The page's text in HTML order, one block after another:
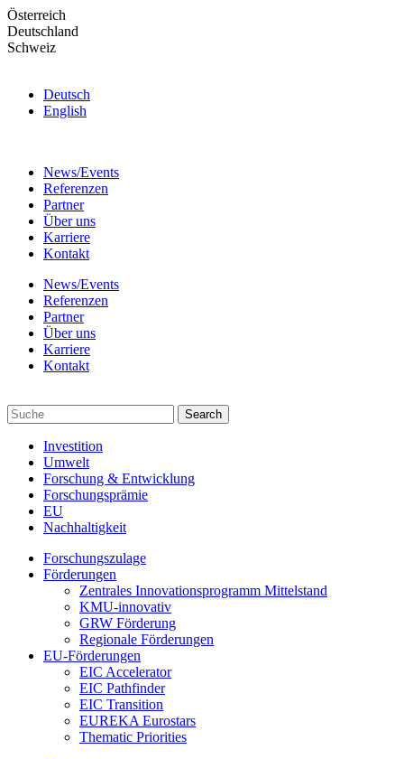
Skip
to
the
Österreich
Deutschland
Schweiz
Deutsch
English
News/Events
Referenzen
Partner
Über uns
Karriere
Kontakt
News/Events
Referenzen
Partner
Über uns
Karriere
Kontakt
Investition
Umwelt
Forschung & Entwicklung
Forschungsprämie
EU
Nachhaltigkeit
Forschungszulage
Förderungen
Zentrales Innovationsprogramm Mittelstand
KMU-innovativ
GRW Förderung
Regionale Förderungen
EU-Förderungen
EIC Accelerator
EIC Pathfinder
EIC Transition
EUREKA Eurostars
Thematic Priorities